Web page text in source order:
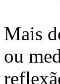
Mais
ou